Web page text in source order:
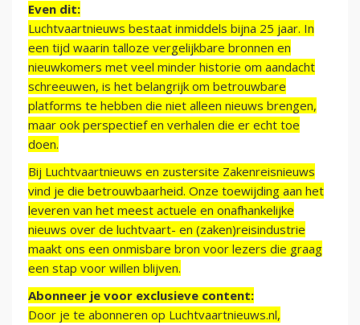
Even dit:
Luchtvaartnieuws bestaat inmiddels bijna 25 jaar. In
een tijd waarin talloze vergelijkbare bronnen en
nieuwkomers met veel minder historie om aandacht
schreeuwen, is het belangrijk om betrouwbare
platforms te hebben die niet alleen nieuws brengen,
maar ook perspectief en verhalen die er echt toe
doen.
Bij Luchtvaartnieuws en zustersite Zakenreisnieuws
vind je die betrouwbaarheid. Onze toewijding aan het
leveren van het meest actuele en onafhankelijke
nieuws over de luchtvaart- en (zaken)reisindustrie
maakt ons een onmisbare bron voor lezers die graag
een stap voor willen blijven.
Abonneer je voor exclusieve content:
Door je te abonneren op Luchtvaartnieuws.nl,